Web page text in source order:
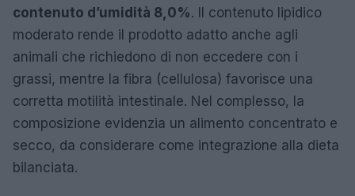
contenuto d’umidità 8,0%. Il contenuto lipidico
moderato rende il prodotto adatto anche agli
animali che richiedono di non eccedere con i
grassi, mentre la fibra (cellulosa) favorisce una
corretta motilità intestinale. Nel complesso, la
composizione evidenzia un alimento concentrato e
secco, da considerare come integrazione alla dieta
bilanciata.